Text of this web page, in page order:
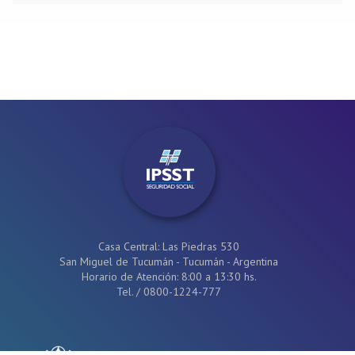
Casa Central: Las Piedras 530
San Miguel de Tucumán - Tucumán - Argentina
Horario de Atención: 8:00 a 13:30 hs.
Tel./ 0800-1224-777